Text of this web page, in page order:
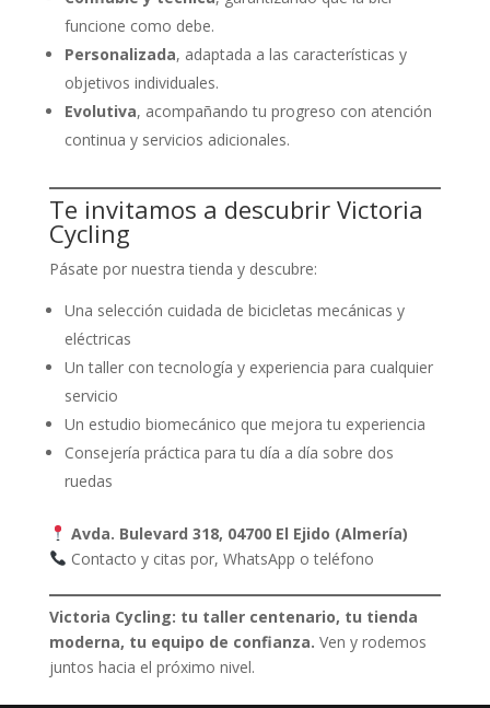
funcione como debe.
Personalizada, adaptada a las características y
objetivos individuales.
Evolutiva, acompañando tu progreso con atención
continua y servicios adicionales.
Te invitamos a descubrir Victoria
Cycling
Pásate por nuestra tienda y descubre:
Una selección cuidada de bicicletas mecánicas y
eléctricas
Un taller con tecnología y experiencia para cualquier
servicio
Un estudio biomecánico que mejora tu experiencia
Consejería práctica para tu día a día sobre dos
ruedas
Avda. Bulevard 318, 04700 El Ejido (Almería)
Contacto y citas por, WhatsApp o teléfono
Victoria Cycling: tu taller centenario, tu tienda
moderna, tu equipo de confianza. Ven y rodemos
juntos hacia el próximo nivel.